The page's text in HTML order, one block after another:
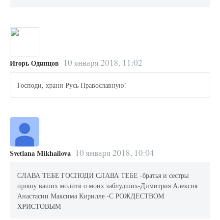
Игорь Одинцов 10 января 2018, 11:02
Господи, храни Русь Православную!
Svetlana Mikhailova 10 января 2018, 10:04
СЛАВА ТЕБЕ ГОСПОДИ СЛАВА ТЕБЕ -братья и сестры
прошу ваших молитв о моих заблудших-Димитрия Алексия
Анастасии Максима Кирилле -С РОЖДЕСТВОМ
ХРИСТОВЫМ